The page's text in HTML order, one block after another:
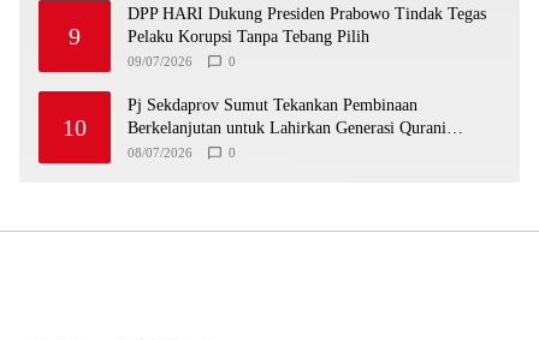
9
DPP HARI Dukung Presiden Prabowo Tindak Tegas
Pelaku Korupsi Tanpa Tebang Pilih
09/07/2026 0
10
Pj Sekdaprov Sumut Tekankan Pembinaan
Berkelanjutan untuk Lahirkan Generasi Qurani
Berkarakter
08/07/2026 0